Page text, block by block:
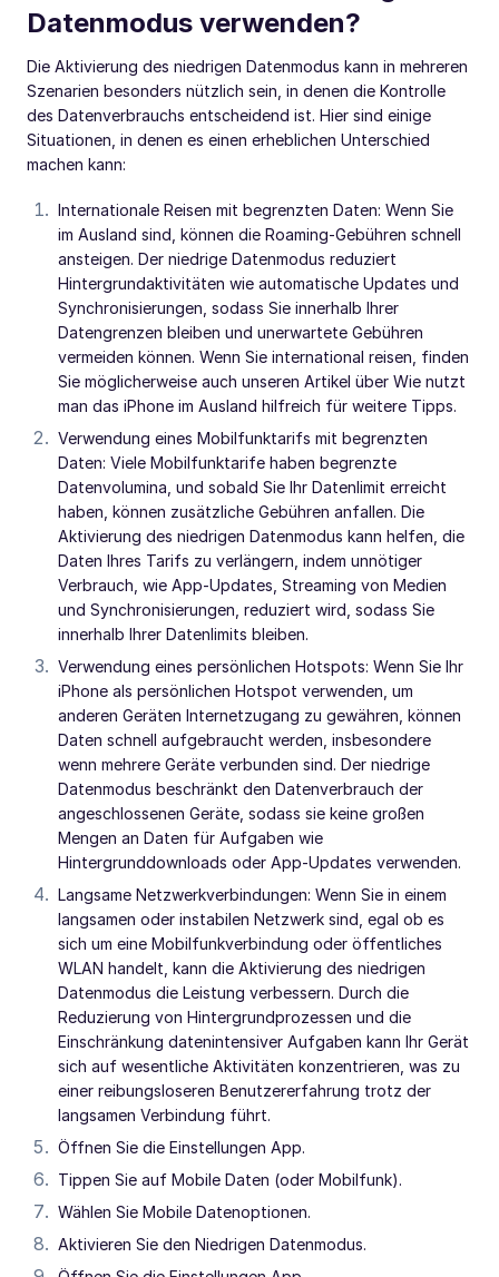
Datenmodus verwenden?
Die Aktivierung des niedrigen Datenmodus kann in mehreren
Szenarien besonders nützlich sein, in denen die Kontrolle
des Datenverbrauchs entscheidend ist. Hier sind einige
Situationen, in denen es einen erheblichen Unterschied
machen kann:
Internationale Reisen mit begrenzten Daten: Wenn Sie
im Ausland sind, können die Roaming-Gebühren schnell
ansteigen. Der niedrige Datenmodus reduziert
Hintergrundaktivitäten wie automatische Updates und
Synchronisierungen, sodass Sie innerhalb Ihrer
Datengrenzen bleiben und unerwartete Gebühren
vermeiden können. Wenn Sie international reisen, finden
Sie möglicherweise auch unseren Artikel über Wie nutzt
man das iPhone im Ausland hilfreich für weitere Tipps.
Verwendung eines Mobilfunktarifs mit begrenzten
Daten: Viele Mobilfunktarife haben begrenzte
Datenvolumina, und sobald Sie Ihr Datenlimit erreicht
haben, können zusätzliche Gebühren anfallen. Die
Aktivierung des niedrigen Datenmodus kann helfen, die
Daten Ihres Tarifs zu verlängern, indem unnötiger
Verbrauch, wie App-Updates, Streaming von Medien
und Synchronisierungen, reduziert wird, sodass Sie
innerhalb Ihrer Datenlimits bleiben.
Verwendung eines persönlichen Hotspots: Wenn Sie Ihr
iPhone als persönlichen Hotspot verwenden, um
anderen Geräten Internetzugang zu gewähren, können
Daten schnell aufgebraucht werden, insbesondere
wenn mehrere Geräte verbunden sind. Der niedrige
Datenmodus beschränkt den Datenverbrauch der
angeschlossenen Geräte, sodass sie keine großen
Mengen an Daten für Aufgaben wie
Hintergrunddownloads oder App-Updates verwenden.
Langsame Netzwerkverbindungen: Wenn Sie in einem
langsamen oder instabilen Netzwerk sind, egal ob es
sich um eine Mobilfunkverbindung oder öffentliches
WLAN handelt, kann die Aktivierung des niedrigen
Datenmodus die Leistung verbessern. Durch die
Reduzierung von Hintergrundprozessen und die
Einschränkung datenintensiver Aufgaben kann Ihr Gerät
sich auf wesentliche Aktivitäten konzentrieren, was zu
einer reibungsloseren Benutzererfahrung trotz der
langsamen Verbindung führt.
Öffnen Sie die Einstellungen App.
Tippen Sie auf Mobile Daten (oder Mobilfunk).
Wählen Sie Mobile Datenoptionen.
Aktivieren Sie den Niedrigen Datenmodus.